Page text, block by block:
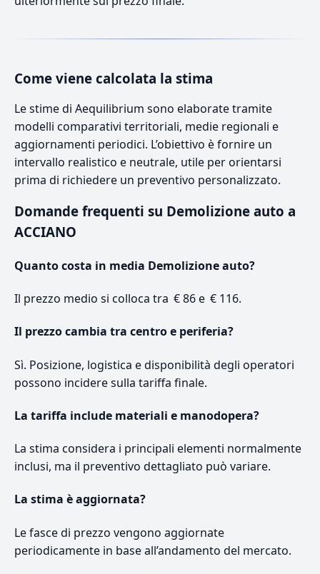
Come viene calcolata la stima
Le stime di Aequilibrium sono elaborate tramite
modelli comparativi territoriali, medie regionali e
aggiornamenti periodici. L’obiettivo è fornire un
intervallo realistico e neutrale, utile per orientarsi
prima di richiedere un preventivo personalizzato.
Domande frequenti su Demolizione auto a
ACCIANO
Quanto costa in media Demolizione auto?
Il prezzo medio si colloca tra € 86 e € 116.
Il prezzo cambia tra centro e periferia?
Sì. Posizione, logistica e disponibilità degli operatori
possono incidere sulla tariffa finale.
La tariffa include materiali e manodopera?
La stima considera i principali elementi normalmente
inclusi, ma il preventivo dettagliato può variare.
La stima è aggiornata?
Le fasce di prezzo vengono aggiornate
periodicamente in base all’andamento del mercato.